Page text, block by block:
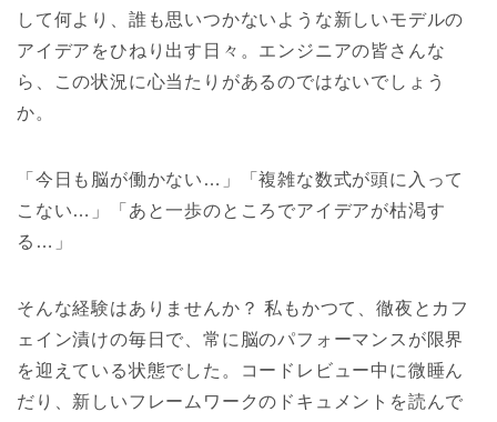
して何より、誰も思いつかないような新しいモデルの
アイデアをひねり出す日々。エンジニアの皆さんな
ら、この状況に心当たりがあるのではないでしょう
か。
「今日も脳が働かない…」「複雑な数式が頭に入って
こない…」「あと一歩のところでアイデアが枯渇す
る…」
そんな経験はありませんか？ 私もかつて、徹夜とカフ
ェイン漬けの毎日で、常に脳のパフォーマンスが限界
を迎えている状態でした。コードレビュー中に微睡ん
だり、新しいフレームワークのドキュメントを読んで